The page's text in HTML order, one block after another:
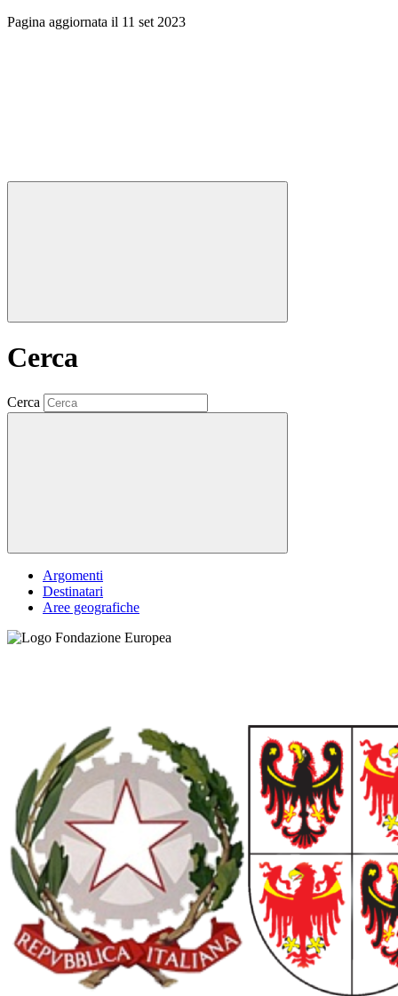
Pagina aggiornata il 11 set 2023
Cerca
Cerca
Argomenti
Destinatari
Aree geografiche